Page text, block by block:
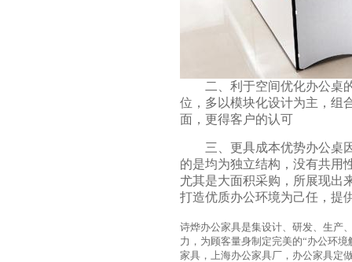
二、利于空间优化办公桌的
位，多以模块化设计为主，组
面，更得客户的认可
三、更具成本优势办公桌因
的是均为独立结构，没有共用
尤其是大面积采购，所展现出
打造优质办公环境为己任，提
诗烨办公家具是集设计、研发、生产
力，为顾客量身制定完美的“办公环
家具，上海办公家具厂，办公家具定